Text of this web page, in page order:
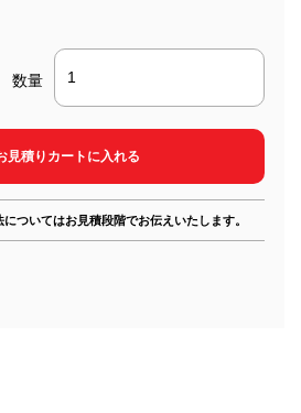
数量
ついてはお見積段階でお伝えいたします。